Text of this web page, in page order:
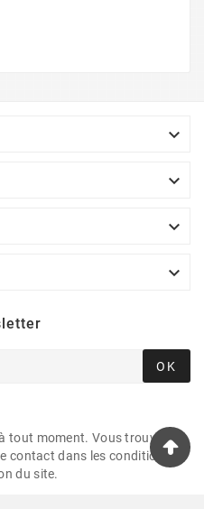




OK
tout moment. Vous trouverez
contact dans les conditions
du site.